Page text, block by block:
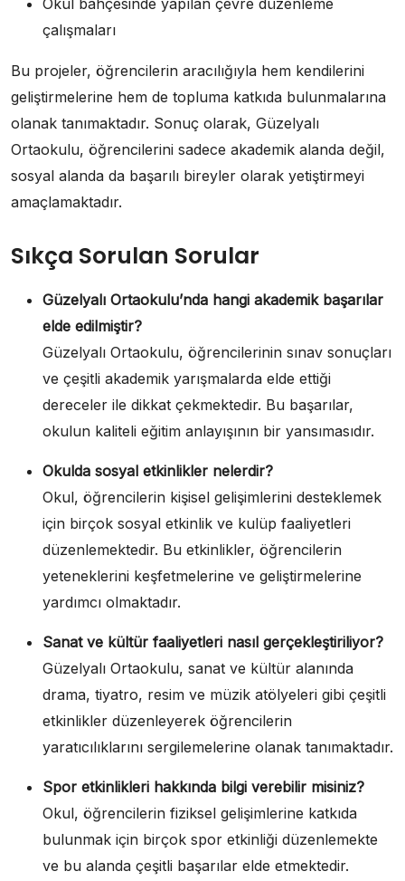
Okul bahçesinde yapılan çevre düzenleme
çalışmaları
Bu projeler, öğrencilerin aracılığıyla hem kendilerini
geliştirmelerine hem de topluma katkıda bulunmalarına
olanak tanımaktadır. Sonuç olarak, Güzelyalı
Ortaokulu, öğrencilerini sadece akademik alanda değil,
sosyal alanda da başarılı bireyler olarak yetiştirmeyi
amaçlamaktadır.
Sıkça Sorulan Sorular
Güzelyalı Ortaokulu’nda hangi akademik başarılar
elde edilmiştir?
Güzelyalı Ortaokulu, öğrencilerinin sınav sonuçları
ve çeşitli akademik yarışmalarda elde ettiği
dereceler ile dikkat çekmektedir. Bu başarılar,
okulun kaliteli eğitim anlayışının bir yansımasıdır.
Okulda sosyal etkinlikler nelerdir?
Okul, öğrencilerin kişisel gelişimlerini desteklemek
için birçok sosyal etkinlik ve kulüp faaliyetleri
düzenlemektedir. Bu etkinlikler, öğrencilerin
yeteneklerini keşfetmelerine ve geliştirmelerine
yardımcı olmaktadır.
Sanat ve kültür faaliyetleri nasıl gerçekleştiriliyor?
Güzelyalı Ortaokulu, sanat ve kültür alanında
drama, tiyatro, resim ve müzik atölyeleri gibi çeşitli
etkinlikler düzenleyerek öğrencilerin
yaratıcılıklarını sergilemelerine olanak tanımaktadır.
Spor etkinlikleri hakkında bilgi verebilir misiniz?
Okul, öğrencilerin fiziksel gelişimlerine katkıda
bulunmak için birçok spor etkinliği düzenlemekte
ve bu alanda çeşitli başarılar elde etmektedir.